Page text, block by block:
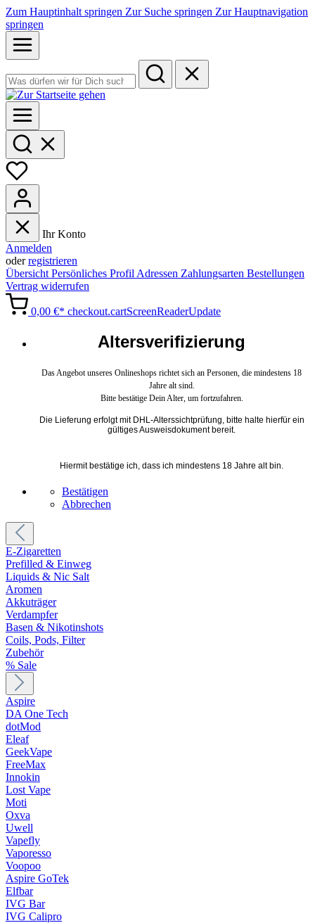
Zum Hauptinhalt springen Zur Suche springen Zur Hauptnavigation
springen
Ihr Konto
Anmelden
oderregistrieren
Übersicht Persönliches Profil Adressen Zahlungsarten Bestellungen
Vertrag widerrufen
0,00 €* checkout.cartScreenReaderUpdate
Altersverifizierung
Das Angebot unseres Onlineshops richtet sich an Personen, die mindestens 18
Jahre alt sind.
Bitte bestätige Dein Alter, um fortzufahren.
Die Lieferung erfolgt mit DHL-Alterssichtprüfung, bitte halte hierfür ein
gültiges Ausweisdokument bereit.
Hiermit bestätige ich, dass ich mindestens 18 Jahre alt bin.
Bestätigen
Abbrechen
E-Zigaretten
Prefilled & Einweg
Liquids & Nic Salt
Aromen
Akkuträger
Verdampfer
Basen & Nikotinshots
Coils, Pods, Filter
Zubehör
% Sale
Aspire
DA One Tech
dotMod
Eleaf
GeekVape
FreeMax
Innokin
Lost Vape
Moti
Oxva
Uwell
Vapefly
Vaporesso
Voopoo
Aspire GoTek
Elfbar
IVG Bar
IVG Calipro